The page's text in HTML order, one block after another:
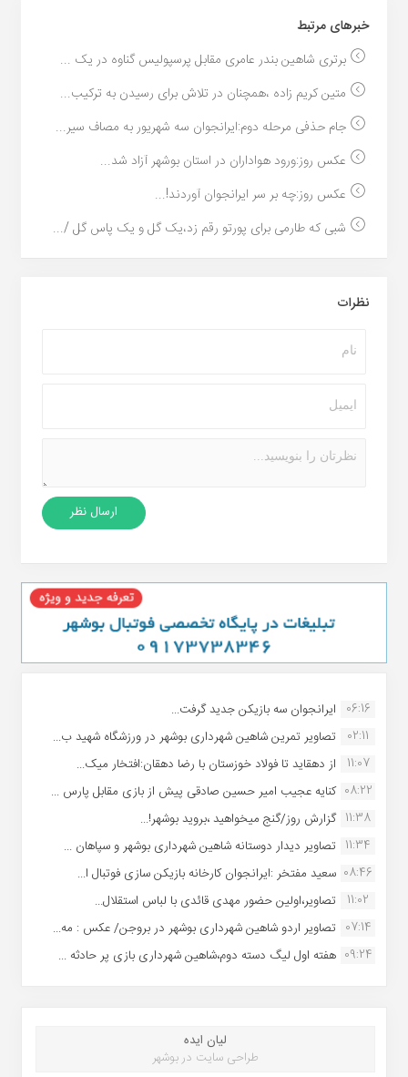
خبر‌های مرتبط
برتری شاهین بندر عامری مقابل پرسپولیس گناوه در یک ...
متین کریم زاده ،همچنان در تلاش برای رسیدن به ترکیب...
جام حذفی مرحله دوم:ایرانجوان سه شهریور به مصاف سیر...
عکس روز:ورود هواداران در استان بوشهر آزاد شد...
عکس روز:چه بر سر ایرانجوان آوردند!...
شبی که طارمی برای پورتو رقم زد،یک گل و یک پاس گل /...
نظرات
06:16 ایرانجوان سه بازیکن جدید گرفت...
02:11
تصاویر تمرین شاهین شهردارى بوشهر در ورزشگاه شهید ب...
11:07
از دهقاید تا فولاد خوزستان با رضا دهقان:افتخار میک...
08:22 کنایه عجیب امیر حسین صادقی پیش از بازی مقابل پارس ...
11:38 گزارش روز/گنج میخواهید ،بروید بوشهر!...
11:34 تصاویر دیدار دوستانه شاهین شهردارى بوشهر و سپاهان ...
08:46 سعید مفتخر :ایرانجوان کارخانه بازیکن سازی فوتبال ا...
11:02
تصاویر،اولین حضور مهدی قائدی با لباس استقلال...
07:14 تصاویر اردو شاهین شهرداری بوشهر در بروجن/ عکس : مه...
09:24 هفته اول لیگ دسته دوم،شاهین شهرداری بازی پر حادثه ...
لیان ایده
طراحی سایت در بوشهر